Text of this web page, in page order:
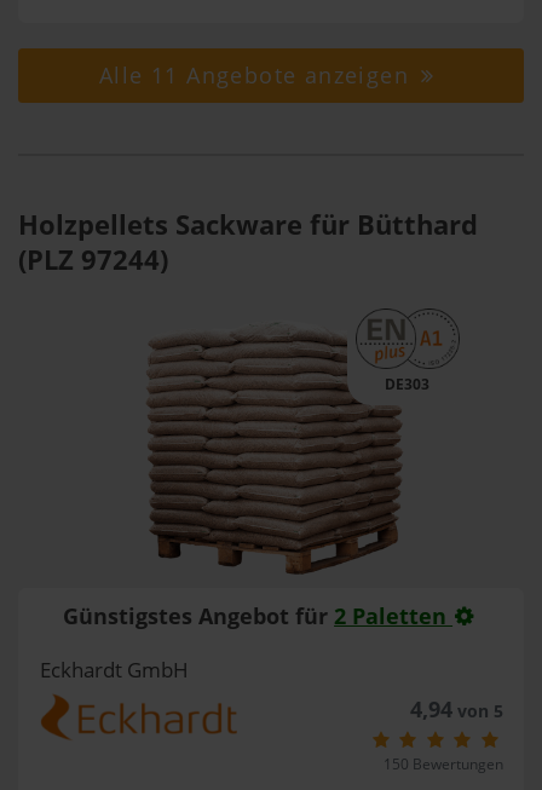
Alle 11 Angebote anzeigen
Holzpellets Sackware für Bütthard
(PLZ 97244)
DE303
Günstigstes Angebot für 2 Paletten
Eckhardt GmbH
4,94von 5
150 Bewertungen